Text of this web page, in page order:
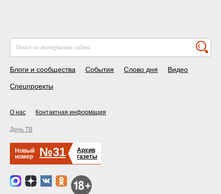
Блоги и сообщества События Слово дня Видео
Спецпроекты
О нас Контактная информация
День ТВ
Новый
номер
№31
Архив
газеты